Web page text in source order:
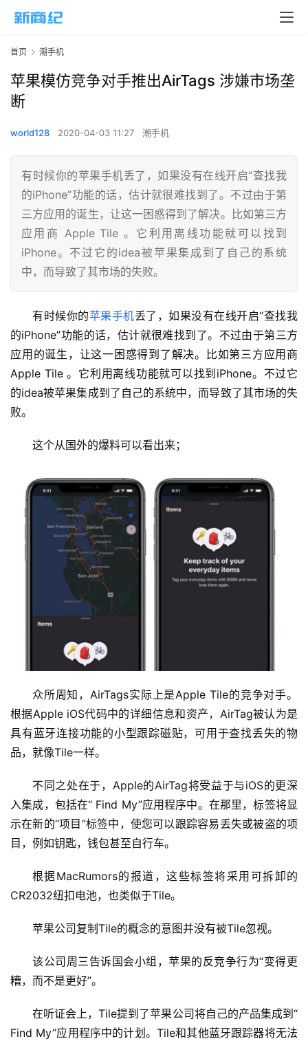
5
G
智
能
A
I
技
投
首页 潮手机
苹果模仿竞争对手推出AirTags 涉嫌市场垄
断
world128 2020-04-03 11:27 潮手机
有时候你的苹果手机丢了，如果没有在线开启“查找我
的iPhone”功能的话，估计就很难找到了。不过由于第
三方应用的诞生，让这一困惑得到了解决。比如第三方
应用商 Apple Tile 。它利用离线功能就可以找到
iPhone。不过它的idea被苹果集成到了自己的系统
中，而导致了其市场的失败。
有时候你的苹果手机丢了，如果没有在线开启“查找我
的iPhone”功能的话，估计就很难找到了。不过由于第三方
应用的诞生，让这一困惑得到了解决。比如第三方应用商
Apple Tile 。它利用离线功能就可以找到iPhone。不过它
的idea被苹果集成到了自己的系统中，而导致了其市场的失
败。
这个从国外的爆料可以看出来；
众所周知，AirTags实际上是Apple Tile的竞争对手。
根据Apple iOS代码中的详细信息和资产，AirTag被认为是
具有蓝牙连接功能的小型跟踪磁贴，可用于查找丢失的物
品，就像Tile一样。
不同之处在于，Apple的AirTag将受益于与iOS的更深
入集成，包括在“ Find My”应用程序中。在那里，标签将显
示在新的“项目”标签中，使您可以跟踪容易丢失或被盗的项
目，例如钥匙，钱包甚至自行车。
根据MacRumors的报道，这些标签将采用可拆卸的
CR2032纽扣电池，也类似于Tile。
苹果公司复制Tile的概念的意图并没有被Tile忽视。
该公司周三告诉国会小组，苹果的反竞争行为“变得更
糟，而不是更好”。
在听证会上，Tile提到了苹果公司将自己的产品集成到“
Find My”应用程序中的计划。Tile和其他蓝牙跟踪器将无法